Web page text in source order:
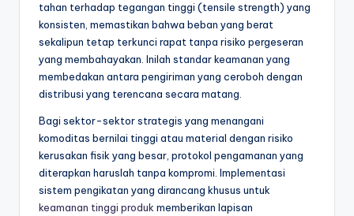
tahan terhadap tegangan tinggi (tensile strength) yang
konsisten, memastikan bahwa beban yang berat
sekalipun tetap terkunci rapat tanpa risiko pergeseran
yang membahayakan. Inilah standar keamanan yang
membedakan antara pengiriman yang ceroboh dengan
distribusi yang terencana secara matang.
Bagi sektor-sektor strategis yang menangani
komoditas bernilai tinggi atau material dengan risiko
kerusakan fisik yang besar, protokol pengamanan yang
diterapkan haruslah tanpa kompromi. Implementasi
sistem pengikatan yang dirancang khusus untuk
keamanan tinggi produk memberikan lapisan